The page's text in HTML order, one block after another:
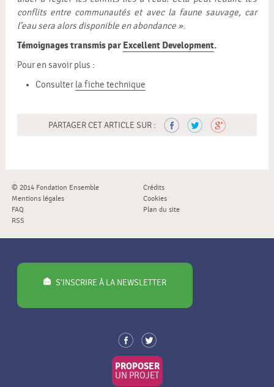
conflits entre communautés et avec la faune sauvage, car
l’eau sera alors disponible en abondance ».
Témoignages transmis par Excellent Development.
Pour en savoir plus :
Consulter la fiche technique
PARTAGER CET ARTICLE SUR :
© 2014 Fondation Ensemble
Crédits
Mentions légales
Cookies
FAQ
Plan du site
RSS
S’INSCRIRE À LA NEWSLETTER
PROPOSER
UN PROJET